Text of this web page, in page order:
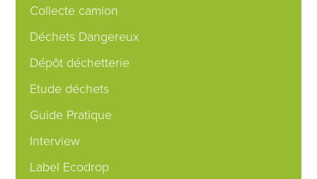
Collecte camion
Déchets Dangereux
Dépôt déchetterie
Etude déchets
Guide Pratique
Interview
Label Ecodrop